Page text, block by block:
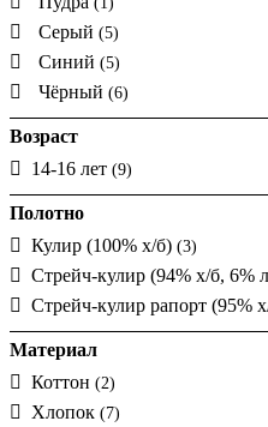
Серый (5)
Синий (5)
Чёрный (6)
Возраст
14-16 лет (9)
Полотно
Кулир (100% х/б) (3)
Стрейч-кулир (94% х/б, 6%
Стрейч-кулир рапорт (95%
Материал
Коттон (2)
Хлопок (7)